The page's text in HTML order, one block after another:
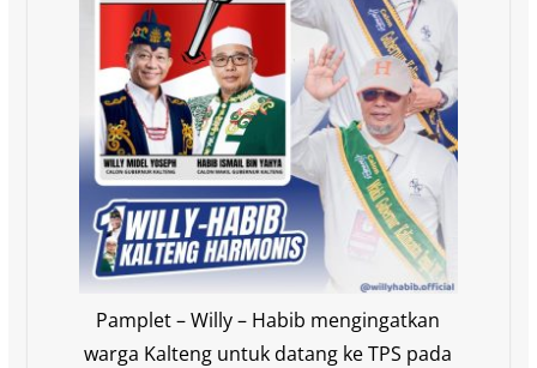
Pamplet – Willy – Habib mengingatkan
warga Kalteng untuk datang ke TPS pada